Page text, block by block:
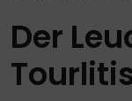
Der